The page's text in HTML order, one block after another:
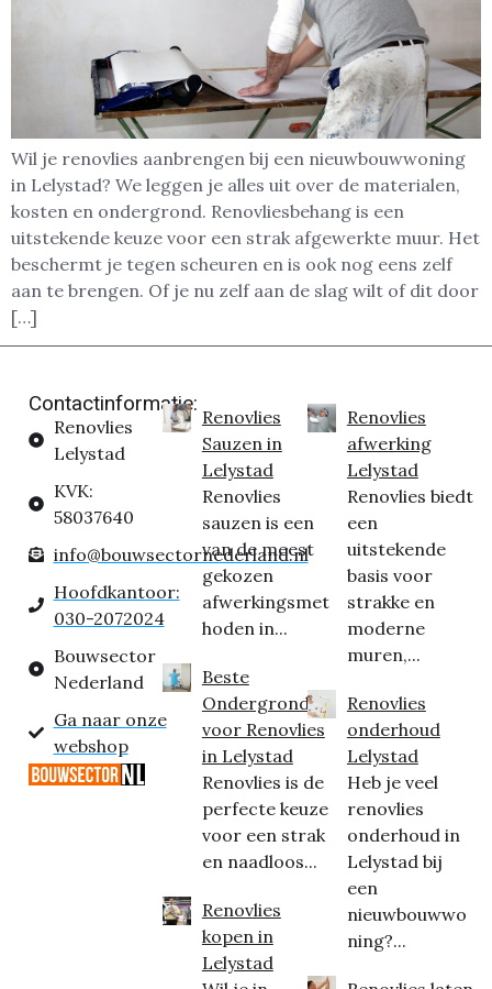
Wil je renovlies aanbrengen bij een nieuwbouwwoning
in Lelystad? We leggen je alles uit over de materialen,
kosten en ondergrond. Renovliesbehang is een
uitstekende keuze voor een strak afgewerkte muur. Het
beschermt je tegen scheuren en is ook nog eens zelf
aan te brengen. Of je nu zelf aan de slag wilt of dit door
[…]
Contactinformatie:
Renovlies
Lelystad
KVK:
58037640
info@bouwsectornederland.nl
Hoofdkantoor:
030-2072024
Bouwsector
Nederland
Ga naar onze
webshop
Renovlies
Sauzen in
Lelystad
Renovlies
sauzen is een
van de meest
gekozen
afwerkingsmet
hoden in...
Beste
Ondergrond
voor Renovlies
in Lelystad
Renovlies is de
perfecte keuze
voor een strak
en naadloos...
Renovlies
kopen in
Lelystad
Renovlies
afwerking
Lelystad
Renovlies biedt
een
uitstekende
basis voor
strakke en
moderne
muren,...
Renovlies
onderhoud
Lelystad
Heb je veel
renovlies
onderhoud in
Lelystad bij
een
nieuwbouwwo
ning?...